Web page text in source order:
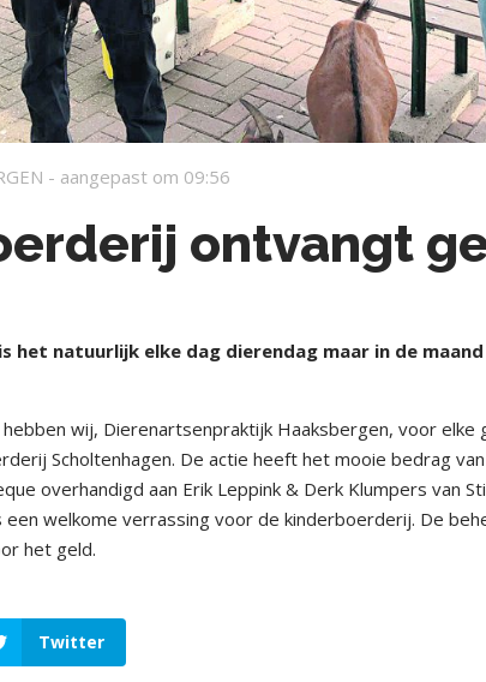
- aangepast om 09:56
ontvangt
is het natuurlijk elke dag dierendag maar in de
wij, Dierenartsenpraktijk Haaksbergen, voor elke
Scholtenhagen. De actie heeft het mooie bedrag
overhandigd aan Erik Leppink & Derk Klumpers van
welkome verrassing voor de kinderboerderij. De
het geld.
Twitter